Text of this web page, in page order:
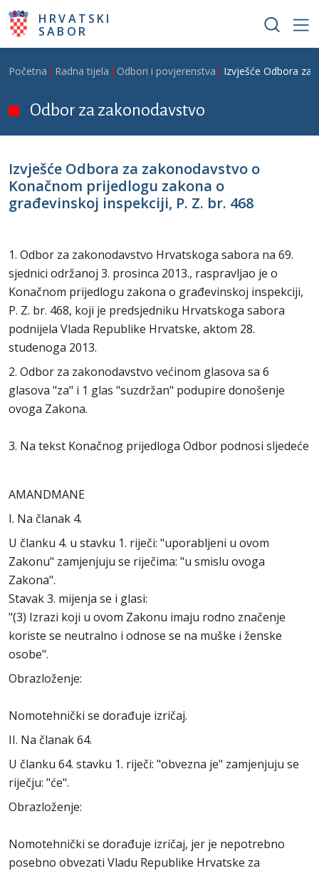
Skoči na glavni sadržaj
HRVATSKI
SABOR
Breadcrumb
Početna Radna tijela Odbori i povjerenstva Izvješće Odbora za
Odbor za zakonodavstvo
Izvješće Odbora za zakonodavstvo o
Konačnom prijedlogu zakona o
građevinskoj inspekciji, P. Z. br. 468
1. Odbor za zakonodavstvo Hrvatskoga sabora na 69.
sjednici održanoj 3. prosinca 2013., raspravljao je o
Konačnom prijedlogu zakona o građevinskoj inspekciji,
P. Z. br. 468, koji je predsjedniku Hrvatskoga sabora
podnijela Vlada Republike Hrvatske, aktom 28.
studenoga 2013.
2. Odbor za zakonodavstvo većinom glasova sa 6
glasova "za" i 1 glas "suzdržan" podupire donošenje
ovoga Zakona.
3. Na tekst Konačnog prijedloga Odbor podnosi sljedeće
AMANDMANE
I. Na članak 4.
U članku 4. u stavku 1. riječi: "uporabljeni u ovom
Zakonu" zamjenjuju se riječima: "u smislu ovoga
Zakona".
Stavak 3. mijenja se i glasi:
"(3) Izrazi koji u ovom Zakonu imaju rodno značenje
koriste se neutralno i odnose se na muške i ženske
osobe".
Obrazloženje:
Nomotehnički se dorađuje izričaj.
II. Na članak 64.
U članku 64. stavku 1. riječi: "obvezna je" zamjenjuju se
riječju: "će".
Obrazloženje:
Nomotehnički se dorađuje izričaj, jer je nepotrebno
posebno obvezati Vladu Republike Hrvatske za